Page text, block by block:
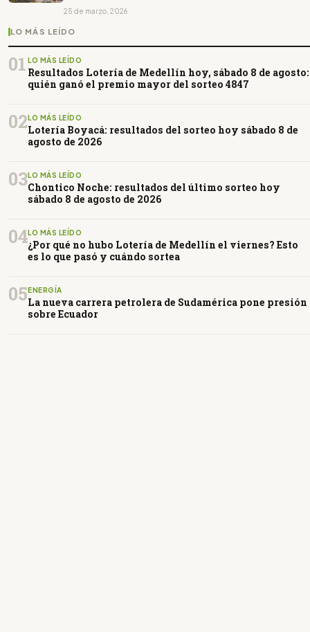
25 de marzo, 2026
LO MÁS LEÍDO
01 LO MÁS LEÍDO
Resultados Lotería de Medellín hoy, sábado 8 de agosto:
quién ganó el premio mayor del sorteo 4847
02LO MÁS LEÍDO
Lotería Boyacá: resultados del sorteo hoy sábado 8 de
agosto de 2026
03LO MÁS LEÍDO
Chontico Noche: resultados del último sorteo hoy
sábado 8 de agosto de 2026
04LO MÁS LEÍDO
¿Por qué no hubo Lotería de Medellín el viernes? Esto
es lo que pasó y cuándo sortea
05ENERGÍA
La nueva carrera petrolera de Sudamérica pone presión
sobre Ecuador